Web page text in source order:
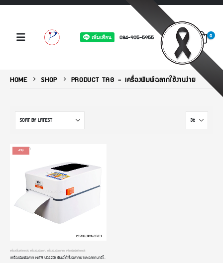
084-905-5955 0
HOME SHOP PRODUCT TAG -เครื่องพิมพ์ฉลากใช้งานง่าย
-29%
เครื่องปริ้นสติกเกอร์ เครื่องพิมพ์ฉลาก เครื่องพิมพ์ฉลากยา เครื่องพิมพ์สติกเกอร์
เครื่องพิมพ์ฉลาก NITA ND4201 พิมพ์ได้ทั้งฉลากยาและฉลากบาร์โค้ด พิมพ์ใบปะหน้าส่งของ ระบบความร้อนไม่ต้องใช้หมึก การเชื่อมต่อ USB